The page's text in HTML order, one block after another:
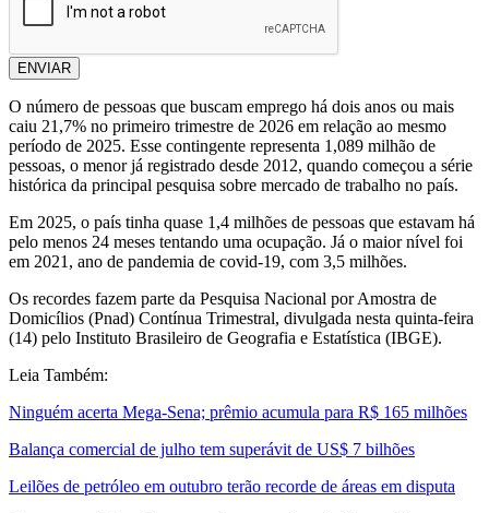
ENVIAR
O número de pessoas que buscam emprego há dois anos ou mais
caiu 21,7% no primeiro trimestre de 2026 em relação ao mesmo
período de 2025. Esse contingente representa 1,089 milhão de
pessoas, o menor já registrado desde 2012, quando começou a série
histórica da principal pesquisa sobre mercado de trabalho no país.
Em 2025, o país tinha quase 1,4 milhões de pessoas que estavam há
pelo menos 24 meses tentando uma ocupação. Já o maior nível foi
em 2021, ano de pandemia de covid-19, com 3,5 milhões.
Os recordes fazem parte da Pesquisa Nacional por Amostra de
Domicílios (Pnad) Contínua Trimestral, divulgada nesta quinta-feira
(14) pelo Instituto Brasileiro de Geografia e Estatística (IBGE).
Leia Também:
Ninguém acerta Mega-Sena; prêmio acumula para R$ 165 milhões
Balança comercial de julho tem superávit de US$ 7 bilhões
Leilões de petróleo em outubro terão recorde de áreas em disputa